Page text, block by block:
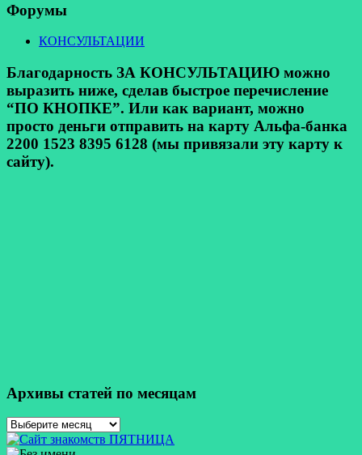
Форумы
КОНСУЛЬТАЦИИ
Благодарность ЗА КОНСУЛЬТАЦИЮ можно
выразить ниже, сделав быстрое перечисление
“ПО КНОПКЕ”. Или как вариант, можно
просто деньги отправить на карту Альфа-банка
2200 1523 8395 6128 (мы привязали эту карту к
сайту).
Архивы статей по месяцам
Архивы
статей